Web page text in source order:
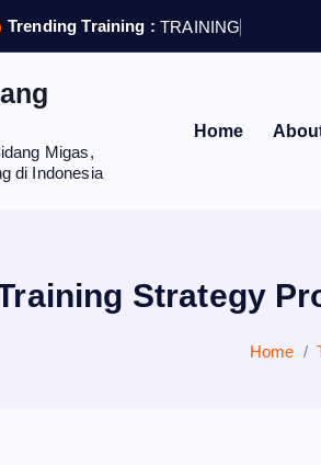
Trending Training : TRAINING
Migas,
di Indonesia
Home
Strategy
Home